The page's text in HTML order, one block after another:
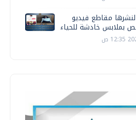
مقاطع فيديو
بملابس خادشة للحياء